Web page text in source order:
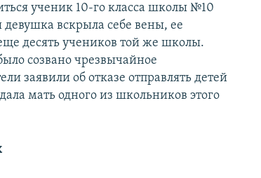
ученик 10-го класса школы №10
вскрыла себе вены, ее
десять учеников той же школы.
созвано чрезвычайное
заявили об отказе отправлять детей
мать одного из школьников этого